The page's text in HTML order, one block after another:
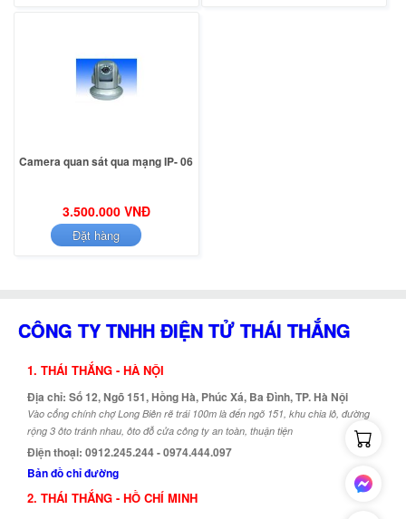
Camera quan sát qua mạng IP- 06
3.500.000 VNĐ
Đặt hàng
CÔNG TY TNHH ĐIỆN TỬ THÁI THẮNG
1. THÁI THẮNG - HÀ NỘI
Địa chỉ: Số 12, Ngõ 151, Hồng Hà, Phúc Xá, Ba Đình, TP. Hà Nội
Vào cổng chính chợ Long Biên rẽ trái 100m là đến ngõ 151, khu chia lô, đường
rộng 3 ôto tránh nhau, ôto đỗ cửa công ty an toàn, thuận tiện
Điện thoại: 0912.245.244 - 0974.444.097
Bản đồ chỉ đường
2. THÁI THẮNG - HỒ CHÍ MINH